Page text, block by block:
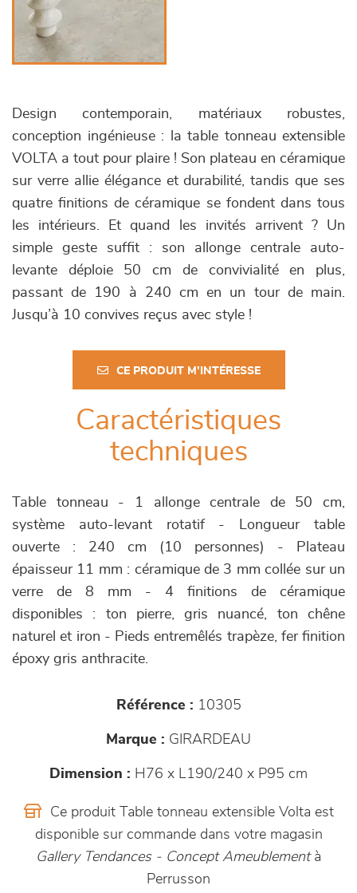
Design contemporain, matériaux robustes,
conception ingénieuse : la table tonneau extensible
VOLTA a tout pour plaire ! Son plateau en céramique
sur verre allie élégance et durabilité, tandis que ses
quatre finitions de céramique se fondent dans tous
les intérieurs. Et quand les invités arrivent ? Un
simple geste suffit : son allonge centrale auto-
levante déploie 50 cm de convivialité en plus,
passant de 190 à 240 cm en un tour de main.
Jusqu’à 10 convives reçus avec style !
CE PRODUIT M'INTÉRESSE
Caractéristiques
techniques
Table tonneau - 1 allonge centrale de 50 cm,
système auto-levant rotatif - Longueur table
ouverte : 240 cm (10 personnes) - Plateau
épaisseur 11 mm : céramique de 3 mm collée sur un
verre de 8 mm - 4 finitions de céramique
disponibles : ton pierre, gris nuancé, ton chêne
naturel et iron - Pieds entremêlés trapèze, fer finition
époxy gris anthracite.
Référence : 10305
Marque : GIRARDEAU
Dimension : H76 x L190/240 x P95 cm
Ce produit Table tonneau extensible Volta est
disponible sur commande dans votre magasin
Gallery Tendances - Concept Ameublement à
Perrusson